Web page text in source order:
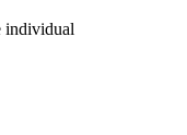
individual